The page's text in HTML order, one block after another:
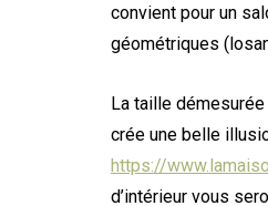
convient pour un
géométriques
La taille
crée une belle
https://
d’intérieur vous